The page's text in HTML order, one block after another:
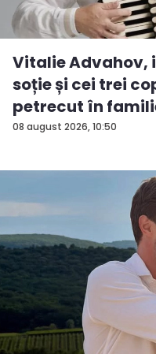
08 august 2026, 10:50
Vitalie Advahov,
soție și cei trei
petrecut în